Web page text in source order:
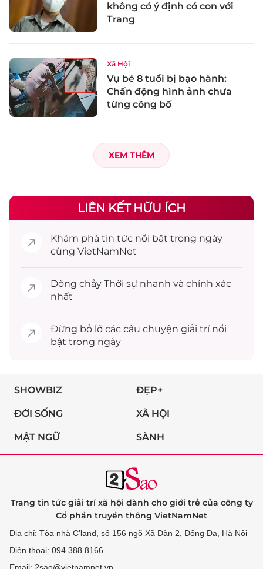
không có ý định có con với
Trang
Xã Hội
Vụ bé 8 tuổi bị bạo hành:
Chấn động hình ảnh chưa
từng công bố
XEM THÊM
LIÊN KẾT HỮU ÍCH
Khám phá tin tức nổi bật trong ngày
cùng VietNamNet
Dòng chảy Thời sự nhanh và chính xác
nhất
Đừng bỏ lỡ các câu chuyện giải trínổi
bật trong ngày
SHOWBIZ ĐẸP+
ĐỜI SỐNG XÃ HỘI
MẬT NGỮ SÀNH
Trang tin tức giải trí xã hội dành cho giới trẻ của công ty
Cổ phần truyền thông VietNamNet
Địa chỉ: Tòa nhà C’land, số 156 ngõ Xã Đàn 2, Đống Đa, Hà Nội
Điện thoại: 094 388 8166
Email: 2sao@vietnamnet.vn